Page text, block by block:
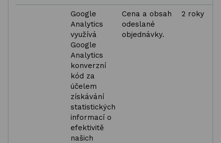
Google
Analytics
využívá
Google
Analytics
konverzní
kód za
účelem
získávání
statistických
informací o
efektivitě
našich
Cena a obsah
odeslané
objednávky.
2 roky